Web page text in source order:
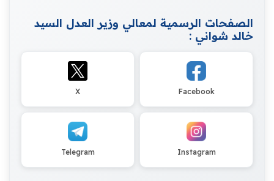
الصفحات الرسمية لمعالي وزير العدل السيد
خالد شواني :
Facebook
X
Instagram
Telegram